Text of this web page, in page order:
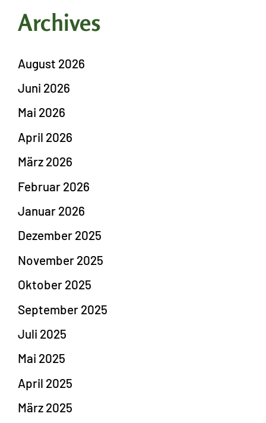
Archives
August 2026
Juni 2026
Mai 2026
April 2026
März 2026
Februar 2026
Januar 2026
Dezember 2025
November 2025
Oktober 2025
September 2025
Juli 2025
Mai 2025
April 2025
März 2025